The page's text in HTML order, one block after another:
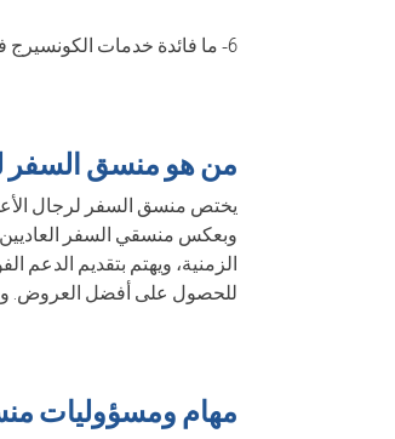
6- ما فائدة خدمات الكونسيرج في المطارات بالنسبة لمنسقي السفر؟
من هو منسق السفر
يختص منسق السفر لرجال
وبعكس منسقي السفر
الزمنية، ويهتم بتقديم الدعم
للحصول على أفضل العروض.
مهام ومسؤوليات